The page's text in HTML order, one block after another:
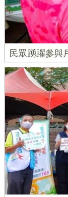
民眾踴躍參與